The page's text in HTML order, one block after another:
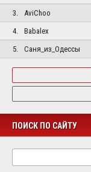
3.
AviChoo
4.
Babalex
5.
Саня_из_Одессы
ПОИСК ПО САЙТУ